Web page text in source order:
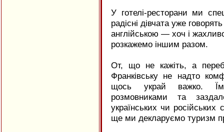
У готелі-ресторани ми
радісні дівчата уже
англійською — хоч і
розкажемо іншим разом.
От, що не кажіть, а
Франківську не надто
щось украй важко. Їм
розмовниками та
українських чи
ще ми декларуємо туризм